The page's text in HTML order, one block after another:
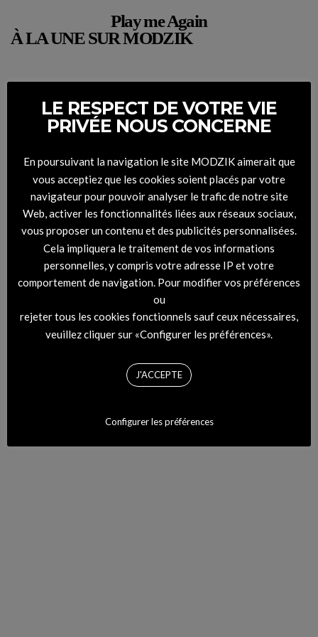
Play me Again
À LA UNE SUR MODZIK
DIGITAL COVER – RHYTHM #45 Montemarco
LE RESPECT DE VOTRE VIE
PRIVÉE NOUS CONCERNE
En poursuivant la navigation le site MODZIK aimerait que
vous acceptiez que les cookies soient placés par votre
navigateur pour pouvoir analyser le trafic de notre site
Web, activer les fonctionnalités liées aux réseaux sociaux,
vous proposer un contenu et des publicités personnalisées.
Cela impliquera le traitement de vos informations
personnelles, y compris votre adresse IP et votre
comportement de navigation. Pour modifier vos préférences
ou
rejeter tous les cookies fonctionnels sauf ceux nécessaires,
veuillez cliquer sur «Configurer les préférences».
J'ACCEPTE
Configurer les préférences